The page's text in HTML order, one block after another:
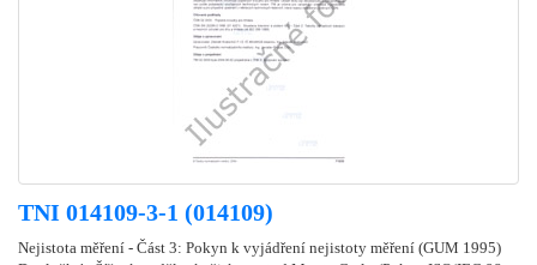
TNI 014109-3-1 (014109)
Nejistota měření - Část 3: Pokyn k vyjádření nejistoty měření (GUM 1995)